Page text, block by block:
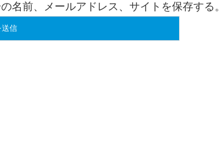
名前、メールアドレス、サイトを保存する。